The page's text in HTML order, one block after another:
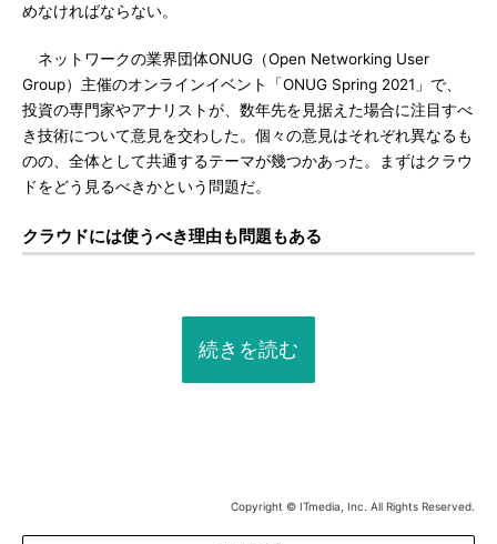
めなければならない。
ネットワークの業界団体ONUG（Open Networking User
Group）主催のオンラインイベント「ONUG Spring 2021」で、
投資の専門家やアナリストが、数年先を見据えた場合に注目すべ
き技術について意見を交わした。個々の意見はそれぞれ異なるも
のの、全体として共通するテーマが幾つかあった。まずはクラウ
ドをどう見るべきかという問題だ。
クラウドには使うべき理由も問題もある
続きを読む
Copyright © ITmedia, Inc. All Rights Reserved.